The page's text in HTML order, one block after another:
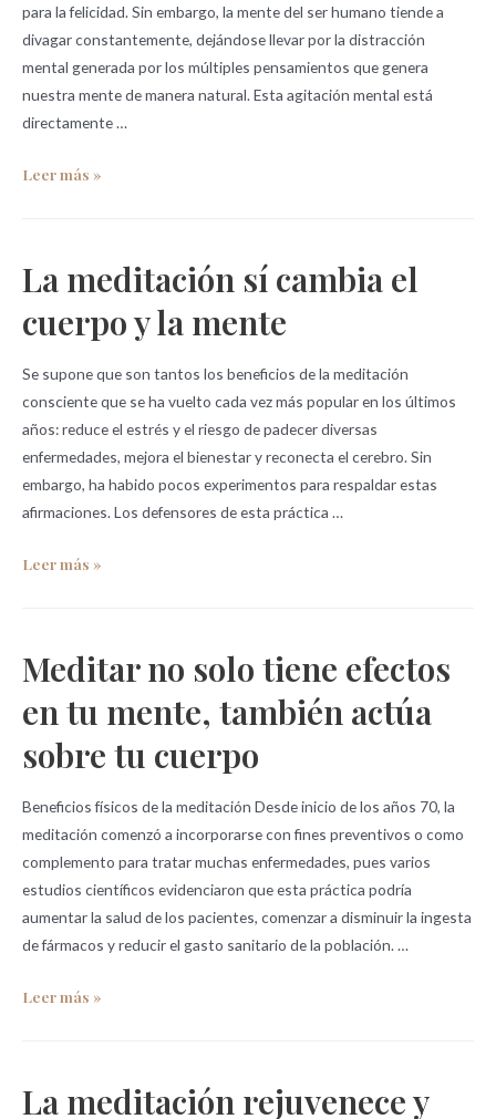
para la felicidad. Sin embargo, la mente del ser humano tiende a
divagar constantemente, dejándose llevar por la distracción
mental generada por los múltiples pensamientos que genera
nuestra mente de manera natural. Esta agitación mental está
directamente …
Leer más »
La meditación sí cambia el
cuerpo y la mente
Se supone que son tantos los beneficios de la meditación
consciente que se ha vuelto cada vez más popular en los últimos
años: reduce el estrés y el riesgo de padecer diversas
enfermedades, mejora el bienestar y reconecta el cerebro. Sin
embargo, ha habido pocos experimentos para respaldar estas
afirmaciones. Los defensores de esta práctica …
Leer más »
Meditar no solo tiene efectos
en tu mente, también actúa
sobre tu cuerpo
Beneficios físicos de la meditación Desde inicio de los años 70, la
meditación comenzó a incorporarse con fines preventivos o como
complemento para tratar muchas enfermedades, pues varios
estudios científicos evidenciaron que esta práctica podría
aumentar la salud de los pacientes, comenzar a disminuir la ingesta
de fármacos y reducir el gasto sanitario de la población. …
Leer más »
La meditación rejuvenece y